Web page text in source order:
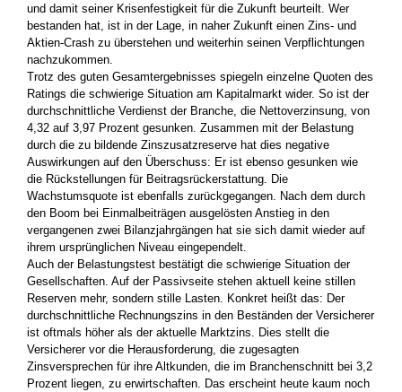
und damit seiner Krisenfestigkeit für die Zukunft beurteilt. Wer
bestanden hat, ist in der Lage, in naher Zukunft einen Zins- und
Aktien-Crash zu überstehen und weiterhin seinen Verpflichtungen
nachzukommen.
Trotz des guten Gesamtergebnisses spiegeln einzelne Quoten des
Ratings die schwierige Situation am Kapitalmarkt wider. So ist der
durchschnittliche Verdienst der Branche, die Nettoverzinsung, von
4,32 auf 3,97 Prozent gesunken. Zusammen mit der Belastung
durch die zu bildende Zinszusatzreserve hat dies negative
Auswirkungen auf den Überschuss: Er ist ebenso gesunken wie
die Rückstellungen für Beitragsrückerstattung. Die
Wachstumsquote ist ebenfalls zurückgegangen. Nach dem durch
den Boom bei Einmalbeiträgen ausgelösten Anstieg in den
vergangenen zwei Bilanzjahrgängen hat sie sich damit wieder auf
ihrem ursprünglichen Niveau eingependelt.
Auch der Belastungstest bestätigt die schwierige Situation der
Gesellschaften. Auf der Passivseite stehen aktuell keine stillen
Reserven mehr, sondern stille Lasten. Konkret heißt das: Der
durchschnittliche Rechnungszins in den Beständen der Versicherer
ist oftmals höher als der aktuelle Marktzins. Dies stellt die
Versicherer vor die Herausforderung, die zugesagten
Zinsversprechen für ihre Altkunden, die im Branchenschnitt bei 3,2
Prozent liegen, zu erwirtschaften. Das erscheint heute kaum noch